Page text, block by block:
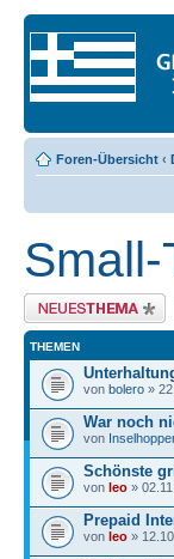
Foren-Übersicht ‹
Small-
Neues Thema erstellen
THEMEN
von bolero »
War noch
von
Schönste
von leo »
Prepaid
von leo »